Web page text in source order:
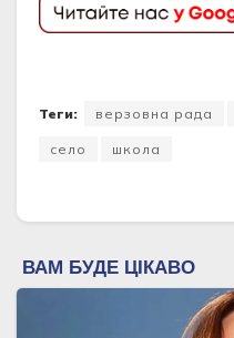
Теги: верзовна рада
село школа